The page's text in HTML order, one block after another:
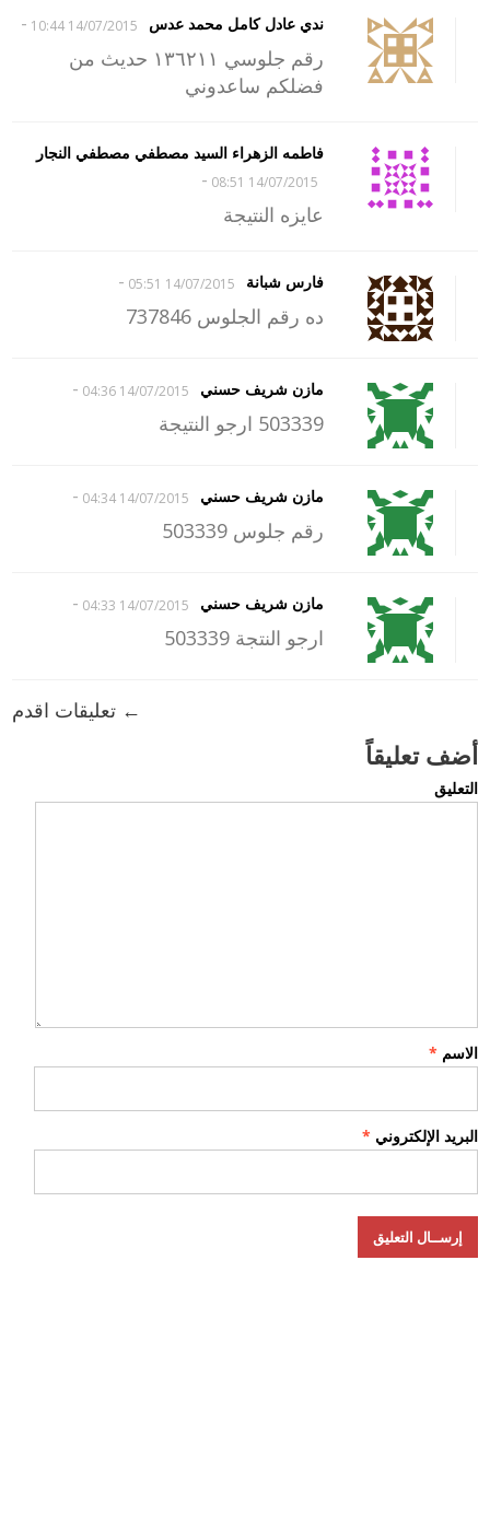
ندي عادل كامل محمد عدس 14/07/2015 10:44
-
رقم جلوسي ١٣٦٢١١ حديث من
فضلكم ساعدوني
فاطمه الزهراء السيد مصطفي مصطفي النجار
14/07/2015 08:51
-
عايزه النتيجة
فارس شبانة 14/07/2015 05:51
-
ده رقم الجلوس 737846
مازن شريف حسني 14/07/2015 04:36
-
503339 ارجو النتيجة
مازن شريف حسني 14/07/2015 04:34
-
رقم جلوس 503339
مازن شريف حسني 14/07/2015 04:33
-
ارجو النتجة 503339
← تعليقات اقدم
أضف تعليقاً
التعليق
الاسم *
البريد الإلكتروني *